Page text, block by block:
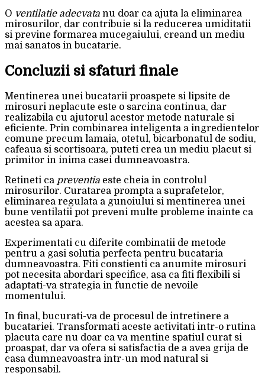
O ventilatie adecvata nu doar ca ajuta la eliminarea
mirosurilor, dar contribuie si la reducerea umiditatii
si previne formarea mucegaiului, creand un mediu
mai sanatos in bucatarie.
Concluzii si sfaturi finale
Mentinerea unei bucatarii proaspete si lipsite de
mirosuri neplacute este o sarcina continua, dar
realizabila cu ajutorul acestor metode naturale si
eficiente. Prin combinarea inteligenta a ingredientelor
comune precum lamaia, otetul, bicarbonatul de sodiu,
cafeaua si scortisoara, puteti crea un mediu placut si
primitor in inima casei dumneavoastra.
Retineti ca preventia este cheia in controlul
mirosurilor. Curatarea prompta a suprafetelor,
eliminarea regulata a gunoiului si mentinerea unei
bune ventilatii pot preveni multe probleme inainte ca
acestea sa apara.
Experimentati cu diferite combinatii de metode
pentru a gasi solutia perfecta pentru bucataria
dumneavoastra. Fiti constienti ca anumite mirosuri
pot necesita abordari specifice, asa ca fiti flexibili si
adaptati-va strategia in functie de nevoile
momentului.
In final, bucurati-va de procesul de intretinere a
bucatariei. Transformati aceste activitati intr-o rutina
placuta care nu doar ca va mentine spatiul curat si
proaspat, dar va ofera si satisfactia de a avea grija de
casa dumneavoastra intr-un mod natural si
responsabil.